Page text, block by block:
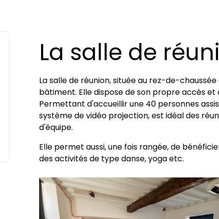
La salle de
La salle de réunion, située au rez-de-
bâtiment. Elle dispose de son propre accès et
Permettant d'accueillir une 40 personnes
système de vidéo projection, est idéal des
d'équipe.
Elle permet aussi, une fois rangée, de
des activités de type danse, yoga etc.